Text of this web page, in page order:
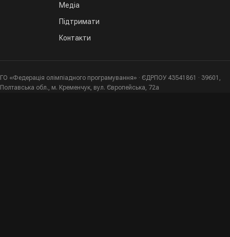
Медіа
Підтримати
Контакти
ГО «Федерація олімпіадного програмування» · ЄДРПОУ 43541861 · 39601,
Полтавська обл., м. Кременчук, вул. Європейська, 72а